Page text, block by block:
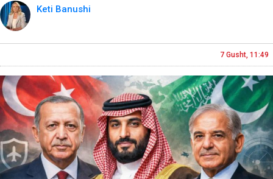
Keti Banushi
7 Gusht, 11:49